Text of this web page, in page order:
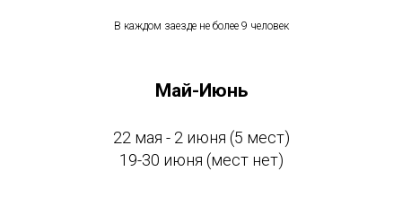
В каждом заезде не более 9 человек
Май-Июнь
22 мая - 2 июня (5 мест)
19-30 июня (мест нет)